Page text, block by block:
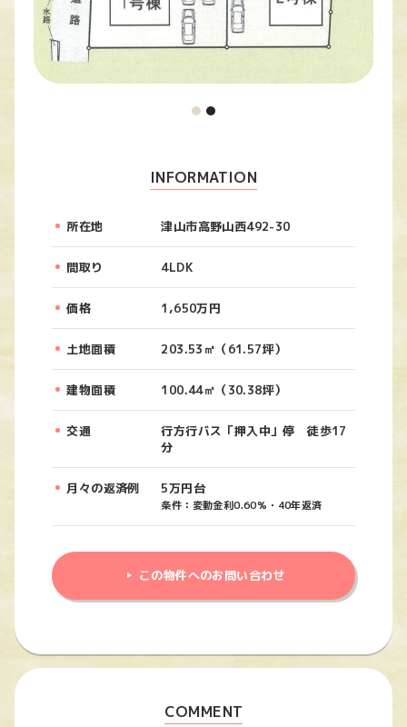
INFORMATION
所在地 津山市高野山西492-30
間取り 4LDK
価格 1,650万円
土地面積 203.53㎡（61.57坪）
建物面積 100.44㎡（30.38坪）
交通
行方行バス「押入中」停 徒歩17
分
月々の返済例 5万円台
条件：変動金利0.60%・40年返済
この物件へのお問い合わせ
COMMENT